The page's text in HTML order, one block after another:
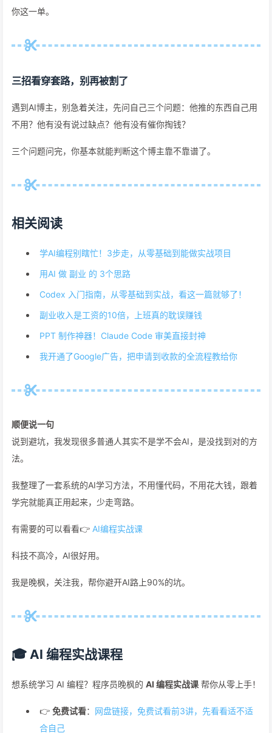
你这一单。
三招看穿套路，别再被割了
遇到AI博主，别急着关注，先问自己三个问题：他推的东西自己用
不用？他有没有说过缺点？他有没有催你掏钱？
三个问题问完，你基本就能判断这个博主靠不靠谱了。
相关阅读
学AI编程别瞎忙！3步走，从零基础到能做实战项目
用AI 做 副业 的 3个思路
Codex 入门指南，从零基础到实战，看这一篇就够了！
副业收入是工资的10倍，上班真的耽误赚钱
PPT 制作神器！Claude Code 审美直接封神
我开通了Google广告，把申请到收款的全流程教给你
顺便说一句
说到避坑，我发现很多普通人其实不是学不会AI，是没找到对的方
法。
我整理了一套系统的AI学习方法，不用懂代码，不用花大钱，跟着
学完就能真正用起来，少走弯路。
有需要的可以看看👉 AI编程实战课
科技不高冷，AI很好用。
我是晚枫，关注我，帮你避开AI路上90%的坑。
🎓 AI 编程实战课程
想系统学习 AI 编程？程序员晚枫的 AI 编程实战课 帮你从零上手！
👉 免费试看： 网盘链接，免费试看前3讲，先看看适不适
合自己